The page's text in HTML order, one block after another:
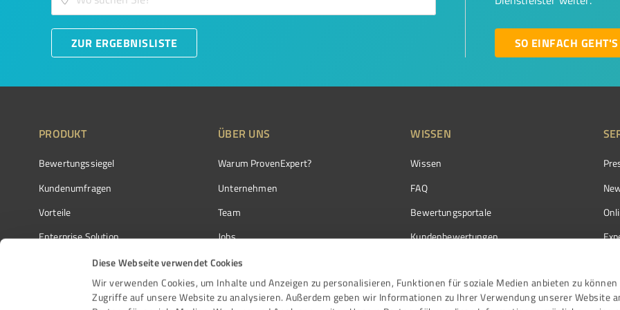
Diese Webseite verwendet Cookies
Wir verwenden Cookies, um Inhalte und Anzeigen zu personalisieren, Funktionen für soziale Medien anbieten zu können
Zugriffe auf unsere Website zu analysieren. Außerdem geben wir Informationen zu Ihrer Verwendung unserer Website
ZUR ERGEBNISLISTE SO EINFACH GEHT'S
PRODUKT
Bewertungssiegel
Kundenumfragen
Vorteile
Enterprise Solution
Partnerprogramm
Auszeichnungen
ÜBER UNS
Warum ProvenExpert?
Unternehmen
Team
Jobs
Kundenstimmen
Kontakt
WISSEN
Wissen
FAQ
Bewertungsportale
Kundenbewertungen
Bewertungs­richtlinien